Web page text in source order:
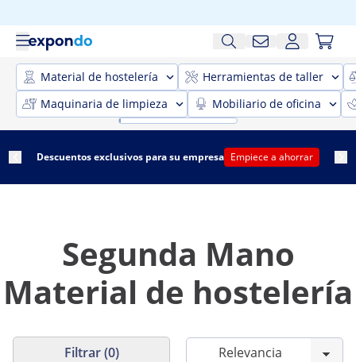
Material de hostelería
Herramientas de taller
Maquinaria de limpieza
Mobiliario de oficina
Descuentos exclusivos para su empresa Empiece a ahorrar
Segunda Mano
Material de hostelería
Filtrar (0)